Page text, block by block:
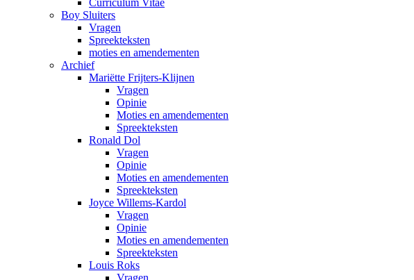
Curriculum Vitae
Boy Sluiters
Vragen
Spreekteksten
moties en amendementen
Archief
Mariëtte Frijters-Klijnen
Vragen
Opinie
Moties en amendementen
Spreekteksten
Ronald Dol
Vragen
Opinie
Moties en amendementen
Spreekteksten
Joyce Willems-Kardol
Vragen
Opinie
Moties en amendementen
Spreekteksten
Louis Roks
Vragen